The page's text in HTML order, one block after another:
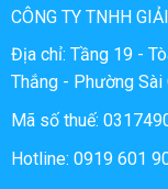
CÔNG TY TNHH
Địa chỉ: Tầng 19 -
Thắng - Phường Sài
Mã số thuế:
Hotline: 0919 601